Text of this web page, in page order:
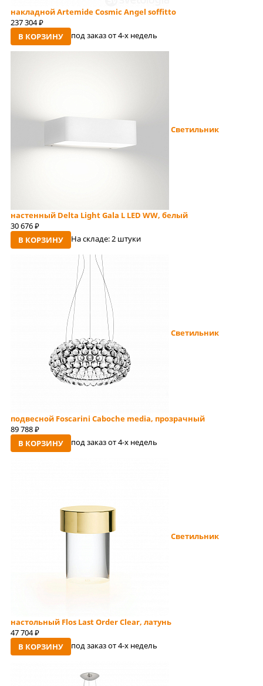
накладной Artemide Cosmic Angel soffitto
237 304 руб
В КОРЗИНУ под заказ от 4-x недель
Светильник
настенный Delta Light Gala L LED WW, белый
30 676 руб
В КОРЗИНУ На складе:2 штуки
Светильник
подвесной Foscarini Caboche media, прозрачный
89 788 руб
В КОРЗИНУ под заказ от 4-x недель
Светильник
настольный Flos Last Order Clear, латунь
47 704 руб
В КОРЗИНУ под заказ от 4-x недель